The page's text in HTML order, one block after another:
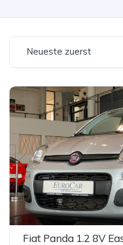
Neueste zuerst